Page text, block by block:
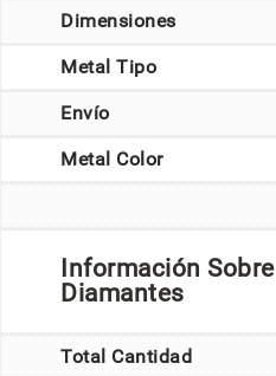
Dimensiones
Metal Tipo
Envío
Metal Color
Información Sobre
Diamantes
Total Cantidad